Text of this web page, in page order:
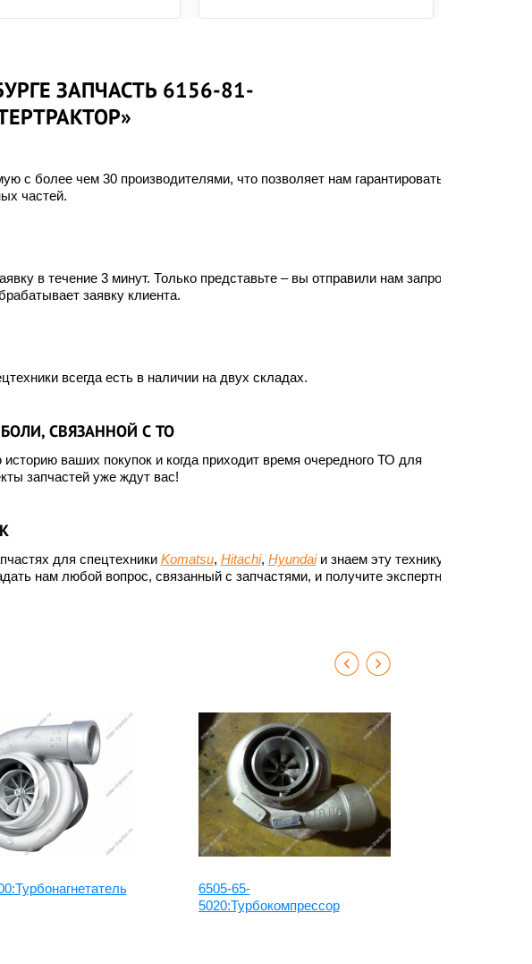
по размеру
Покупкой
ЗАПЧАСТЬ 6156-81-
с более чем 30 производителями, что позволяет нам гарантировать
частей.
в течение 3 минут. Только представьте – вы отправили нам запрос, а
заявку клиента.
всегда есть в наличии на двух складах.
СВЯЗАННОЙ С ТО
ваших покупок и когда приходит время очередного ТО для
запчастей уже ждут вас!
для спецтехники Komatsu, Hitachi, Hyundaiи знаем эту технику до
нам любой вопрос, связанный с запчастями, и получите экспертный
6505-65-
5020:Турбокомпрессор